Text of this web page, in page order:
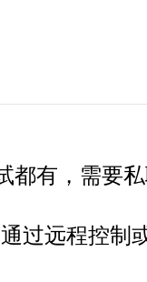
有，需要私
过远程控制